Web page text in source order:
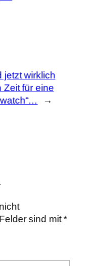
jetzt wirklich
Zeit für eine
→
sind mit*